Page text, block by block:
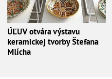
ÚĽUV otvára výstavu
keramickej tvorby Štefana
Mlícha